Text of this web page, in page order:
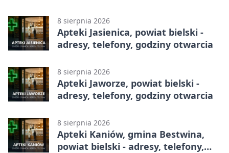
8 sierpnia 2026
Apteki Jasienica, powiat bielski -
adresy, telefony, godziny otwarcia
8 sierpnia 2026
Apteki Jaworze, powiat bielski -
adresy, telefony, godziny otwarcia
8 sierpnia 2026
Apteki Kaniów, gmina Bestwina,
powiat bielski - adresy, telefony,